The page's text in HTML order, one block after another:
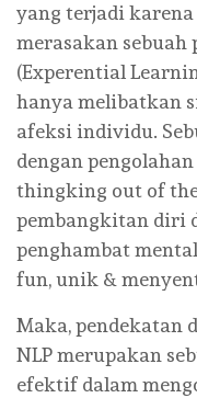
yang terjadi
merasakan sebuah
(Experential
hanya melibatkan
afeksi individu.
dengan
thingking out of
pembangkitan diri
penghambat
fun, unik &
Maka, pendekatan
NLP merupakan
efektif dalam